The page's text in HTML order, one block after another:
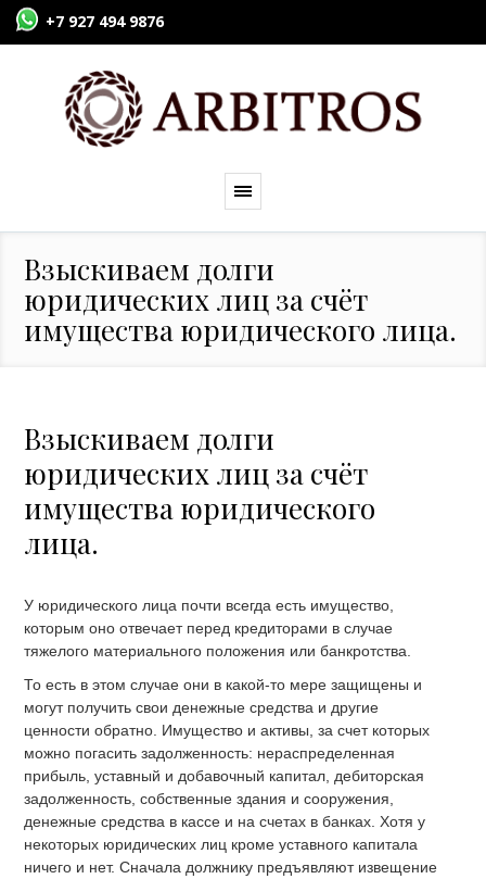
+7 927 494 9876
Взыскиваем долги
юридических лиц за счёт
имущества юридического лица.
Взыскиваем долги
юридических лиц за счёт
имущества юридического
лица.
У юридического лица почти всегда есть имущество,
которым оно отвечает перед кредиторами в случае
тяжелого материального положения или банкротства.
То есть в этом случае они в какой-то мере защищены и
могут получить свои денежные средства и другие
ценности обратно. Имущество и активы, за счет которых
можно погасить задолженность: нераспределенная
прибыль, уставный и добавочный капитал, дебиторская
задолженность, собственные здания и сооружения,
денежные средства в кассе и на счетах в банках. Хотя у
некоторых юридических лиц кроме уставного капитала
ничего и нет. Сначала должнику предъявляют извещение